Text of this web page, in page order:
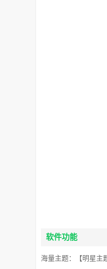
软件功能
海量主题：【明星主